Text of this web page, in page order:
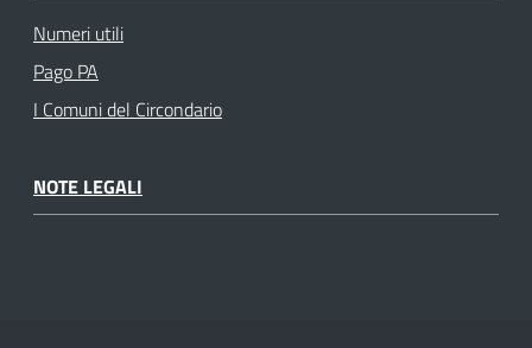
Numeri utili
Pago PA
I Comuni del Circondario
NOTE LEGALI